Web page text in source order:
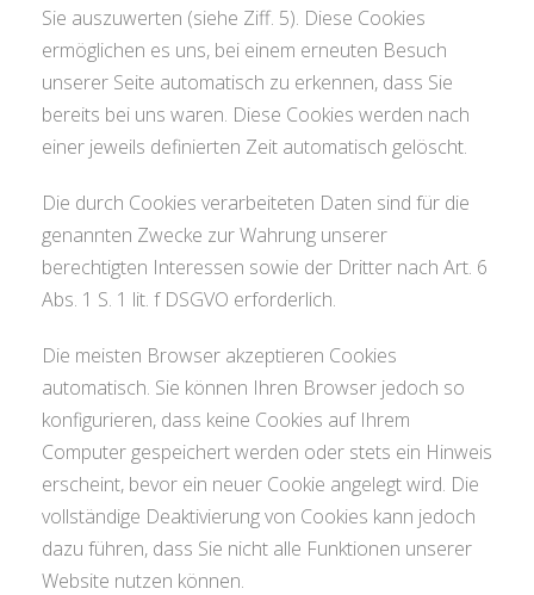
Sie auszuwerten (siehe Ziff. 5). Diese Cookies
ermöglichen es uns, bei einem erneuten Besuch
unserer Seite automatisch zu erkennen, dass Sie
bereits bei uns waren. Diese Cookies werden nach
einer jeweils definierten Zeit automatisch gelöscht.
Die durch Cookies verarbeiteten Daten sind für die
genannten Zwecke zur Wahrung unserer
berechtigten Interessen sowie der Dritter nach Art. 6
Abs. 1 S. 1 lit. f DSGVO erforderlich.
Die meisten Browser akzeptieren Cookies
automatisch. Sie können Ihren Browser jedoch so
konfigurieren, dass keine Cookies auf Ihrem
Computer gespeichert werden oder stets ein Hinweis
erscheint, bevor ein neuer Cookie angelegt wird. Die
vollständige Deaktivierung von Cookies kann jedoch
dazu führen, dass Sie nicht alle Funktionen unserer
Website nutzen können.